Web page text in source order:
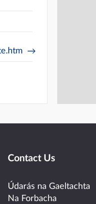
Contact Us
Údarás na Gaeltachta
Na Forbacha